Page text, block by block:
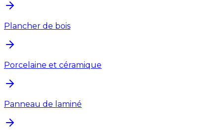
Plancher de bois
Porcelaine et céramique
Panneau de laminé